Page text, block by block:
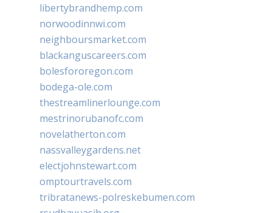
libertybrandhemp.com
norwoodinnwi.com
neighboursmarket.com
blackanguscareers.com
bolesfororegon.com
bodega-ole.com
thestreamlinerlounge.com
mestrinorubanofc.com
novelatherton.com
nassvalleygardens.net
electjohnstewart.com
omptourtravels.com
tribratanews-polreskebumen.com